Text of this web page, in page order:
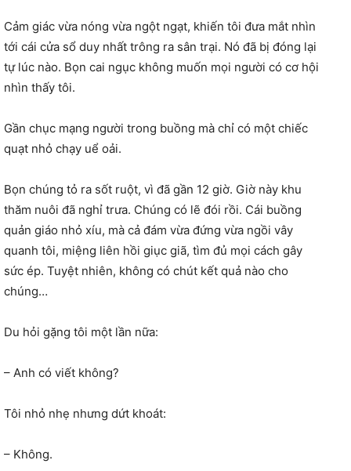
Cảm giác vừa nóng vừa ngột ngạt, khiến tôi đưa mắt nhìn
tới cái cửa sổ duy nhất trông ra sân trại. Nó đã bị đóng lại
tự lúc nào. Bọn cai ngục không muốn mọi người có cơ hội
nhìn thấy tôi.
Gần chục mạng người trong buồng mà chỉ có một chiếc
quạt nhỏ chạy uể oải.
Bọn chúng tỏ ra sốt ruột, vì đã gần 12 giờ. Giờ này khu
thăm nuôi đã nghỉ trưa. Chúng có lẽ đói rồi. Cái buồng
quản giáo nhỏ xíu, mà cả đám vừa đứng vừa ngồi vây
quanh tôi, miệng liên hồi giục giã, tìm đủ mọi cách gây
sức ép. Tuyệt nhiên, không có chút kết quả nào cho
chúng…
Du hỏi gặng tôi một lần nữa:
– Anh có viết không?
Tôi nhỏ nhẹ nhưng dứt khoát:
– Không.